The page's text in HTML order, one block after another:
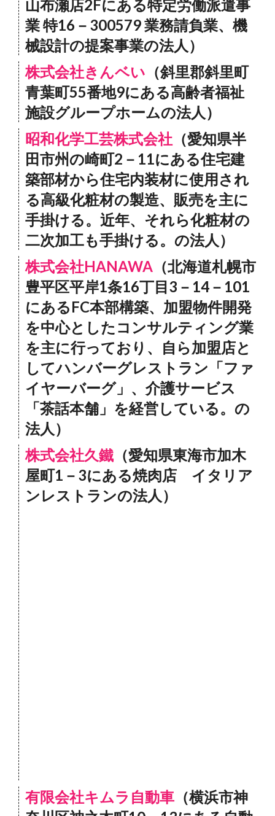
山布瀬店2Fにある特定労働派遣事
業 特16－300579 業務請負業、機
械設計の提案事業の法人）
株式会社きんベい （斜里郡斜里町
青葉町55番地9にある高齢者福祉
施設グループホームの法人）
昭和化学工芸株式会社 （愛知県半
田市州の崎町2－11にある住宅建
築部材から住宅内装材に使用され
る高級化粧材の製造、販売を主に
手掛ける。近年、それら化粧材の
二次加工も手掛ける。の法人）
株式会社HANAWA （北海道札幌市
豊平区平岸1条16丁目3－14－101
にあるFC本部構築、加盟物件開発
を中心としたコンサルティング業
を主に行っており、自ら加盟店と
してハンバーグレストラン「ファ
イヤーバーグ」、介護サービス
「茶話本舗」を経営している。の
法人）
株式会社久鐵 （愛知県東海市加木
屋町1－3にある焼肉店 イタリア
ンレストランの法人）
有限会社キムラ自動車 （横浜市神